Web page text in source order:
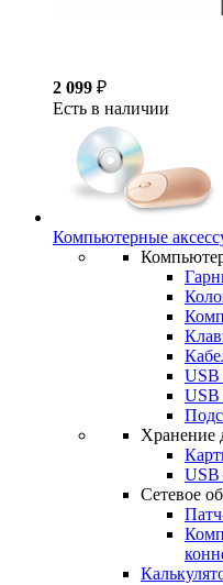
2 099 ₽
Есть в наличии
Компьютерные
USB
USB
Хранение
USB
Сетевое